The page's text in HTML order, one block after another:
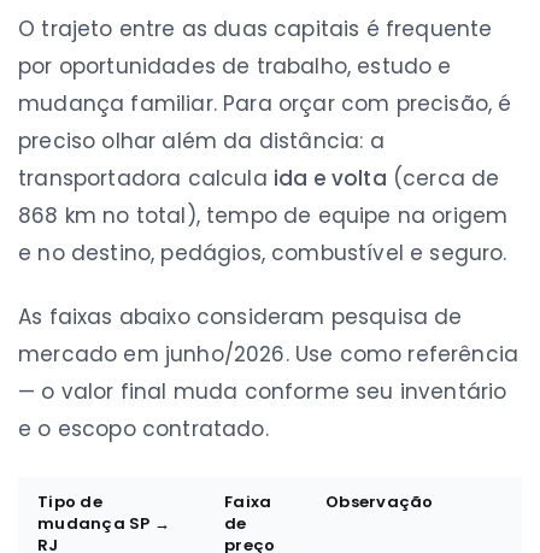
O trajeto entre as duas capitais é frequente
por oportunidades de trabalho, estudo e
mudança familiar. Para orçar com precisão, é
preciso olhar além da distância: a
transportadora calcula ida e volta (cerca de
868 km no total), tempo de equipe na origem
e no destino, pedágios, combustível e seguro.
As faixas abaixo consideram pesquisa de
mercado em junho/2026. Use como referência
— o valor final muda conforme seu inventário
e o escopo contratado.
Tipo de
mudança SP →
RJ
Faixa
de
preço
Observação